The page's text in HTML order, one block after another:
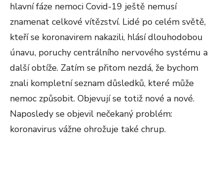
hlavní fáze nemoci Covid-19 ještě nemusí
znamenat celkové vítězství. Lidé po celém světě,
kteří se koronavirem nakazili, hlásí dlouhodobou
únavu, poruchy centrálního nervového systému a
další obtíže. Zatím se přitom nezdá, že bychom
znali kompletní seznam důsledků, které může
nemoc způsobit. Objevují se totiž nové a nové.
Naposledy se objevil nečekaný problém:
koronavirus vážne ohrožuje také chrup.